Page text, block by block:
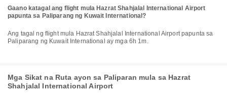
Gaano katagal ang flight mula Hazrat Shahjalal International Airport
papunta sa Paliparang ng Kuwait International?
Ang tagal ng flight mula Hazrat Shahjalal International Airport papunta sa
Paliparang ng Kuwait International ay mga 6h 1m.
Mga Sikat na Ruta ayon sa Paliparan mula sa Hazrat
Shahjalal International Airport